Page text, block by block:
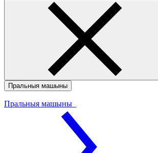
Пральныя машыны
Пральныя машыны